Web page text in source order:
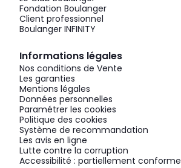
Fondation Boulanger
Client professionnel
Boulanger INFINITY
Informations légales
Nos conditions de Vente
Les garanties
Mentions légales
Données personnelles
Paramétrer les cookies
Politique des cookies
Système de recommandation
Les avis en ligne
Lutte contre la corruption
Accessibilité : partiellement conforme